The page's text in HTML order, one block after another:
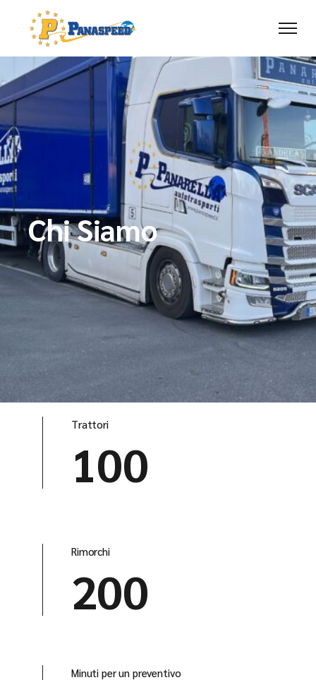
Chi Siamo
Trattori
100
Rimorchi
200
Minuti per un preventivo